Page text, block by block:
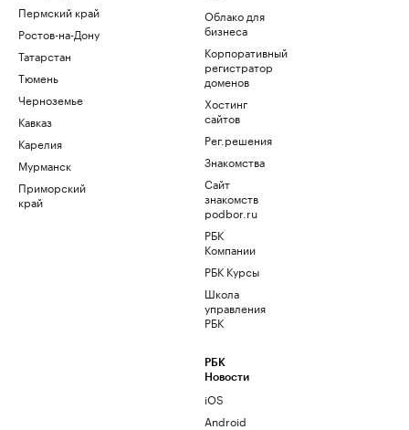
Пермский край
Ростов-на-Дону
Татарстан
Тюмень
Черноземье
Кавказ
Карелия
Мурманск
Приморский
край
Облако для
бизнеса
Корпоративный
регистратор
доменов
Хостинг
сайтов
Рег.решения
Знакомства
Сайт
знакомств
podbor.ru
РБК
Компании
РБК Курсы
Школа
управления
РБК
РБК
Новости
iOS
Android